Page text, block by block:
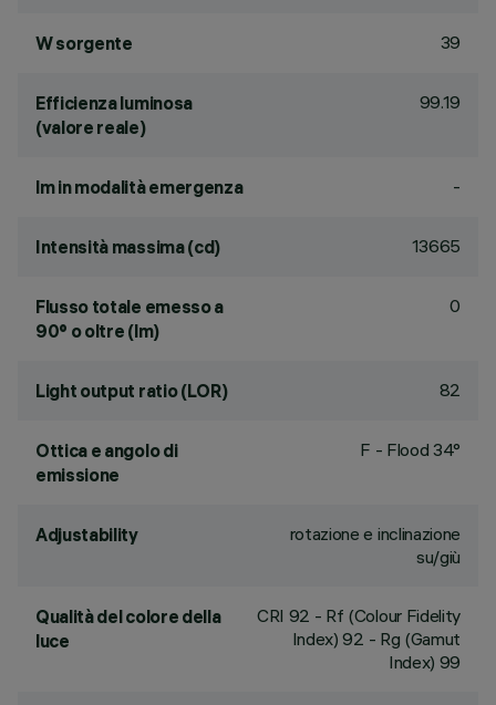
W sorgente 39
Efficienza luminosa
(valore reale)
99.19
lm in modalità emergenza -
Intensità massima (cd) 13665
Flusso totale emesso a
90° o oltre (lm)
0
Light output ratio (LOR) 82
Ottica e angolo di
emissione
F - Flood 34°
Adjustability
rotazione e inclinazione
su/giù
Qualità del colore della
luce
CRI 92 - Rf (Colour Fidelity
Index) 92 - Rg (Gamut
Index) 99